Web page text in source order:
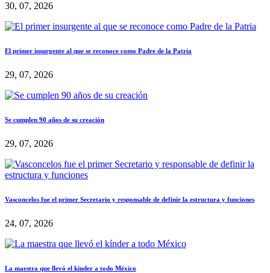
30, 07, 2026
El primer insurgente al que se reconoce como Padre de la Patria
29, 07, 2026
Se cumplen 90 años de su creación
29, 07, 2026
Vasconcelos fue el primer Secretario y responsable de definir la estructura y funciones
24, 07, 2026
La maestra que llevó el kínder a todo México